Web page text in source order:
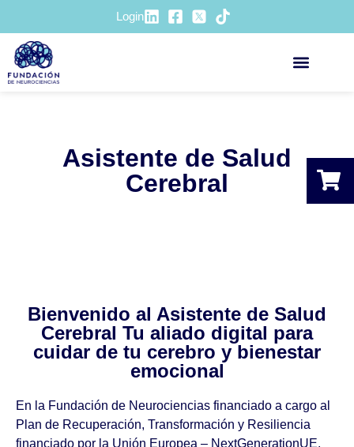
Login
Asistente de Salud
Cerebral
Bienvenido al Asistente de Salud
Cerebral Tu aliado digital para
cuidar de tu cerebro y bienestar
emocional
En la Fundación de Neurociencias financiado a cargo al
Plan de Recuperación, Transformación y Resiliencia
financiado por la Unión Europea – NextGenerationUE,